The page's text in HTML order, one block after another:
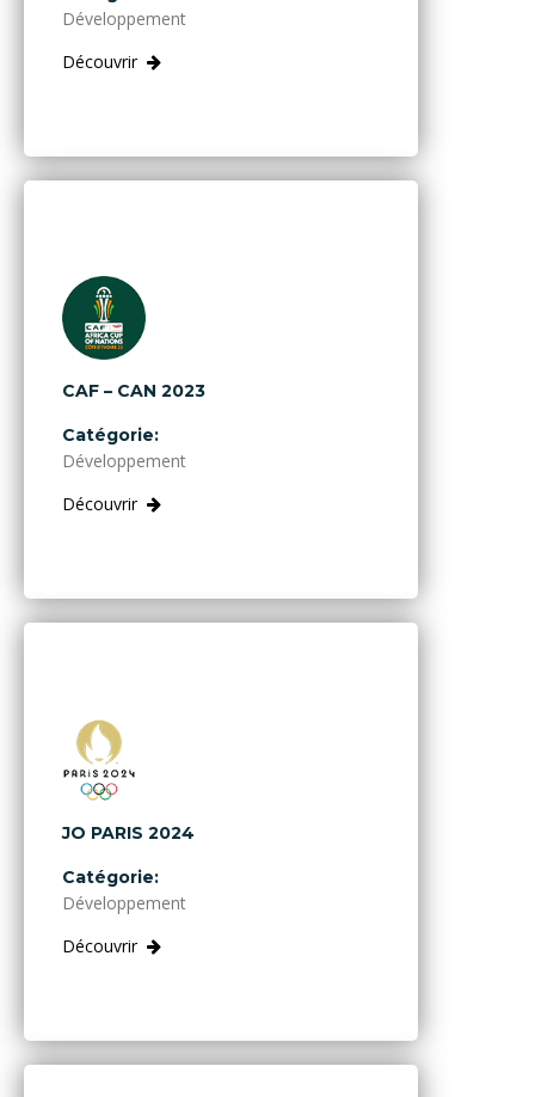
Développement
Découvrir
CAF – CAN 2023
Catégorie:
Développement
Découvrir
JO PARIS 2024
Catégorie:
Développement
Découvrir